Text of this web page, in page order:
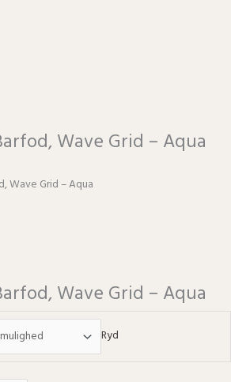
Wave Grid – Aqua
Wave Grid – Aqua
Wave Grid – Aqua
Ryd